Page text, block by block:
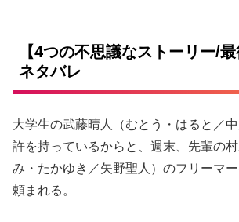
【4つの不思議なストーリー/
ネタバレ
大学生の武藤晴人（むとう・はると／
許を持っているからと、週末、先輩の
み・たかゆき／矢野聖人）のフリーマ
頼まれる。